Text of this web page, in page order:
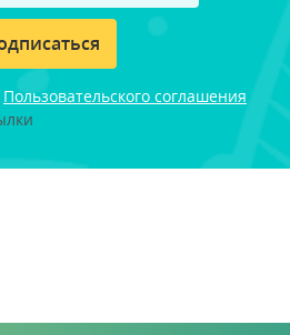
Пользовательского соглашения